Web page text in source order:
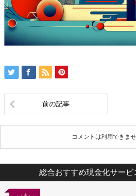
前の記事
コメントは利用できませ
総合おすすめ現金化サービ